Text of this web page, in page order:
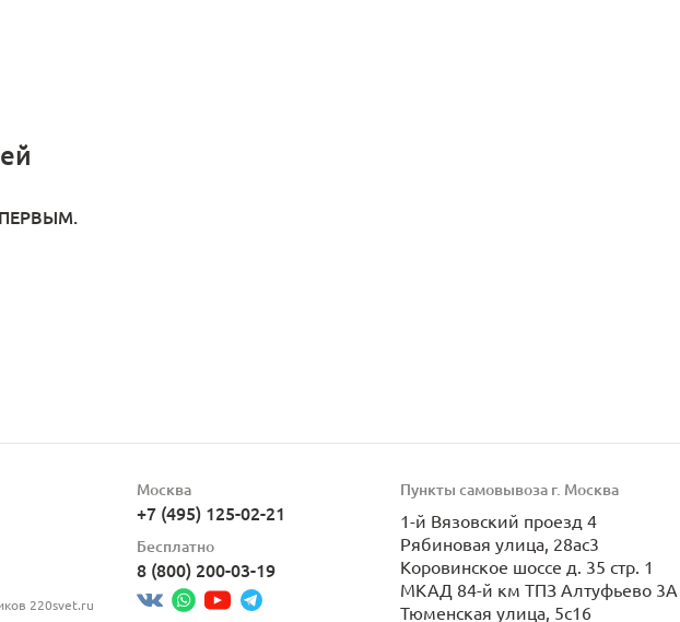
220svet.ru
Москва
+7 (495) 125-02-21
Бесплатно
8 (800) 200-03-19
Пункты самовывоза г. Москва
1-й Вязовский проезд 4
Рябиновая улица, 28ас3
Коровинское шоссе д. 35 стр. 1
МКАД 84-й км ТПЗ Алтуфьево 3А
Тюменская улица, 5с16